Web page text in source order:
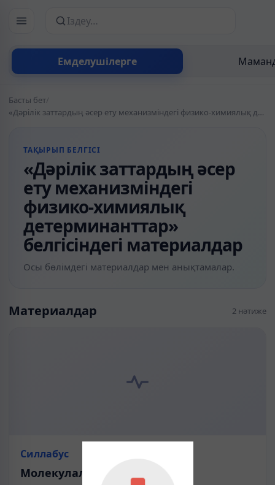
Емделушілерге
Сайттан іздеу
Басты бет/
«Дәрілік заттардың әсер ету механизміндегі физико-химиялық детерминанттар» белгісіндегі материалдар
ТАҚЫРЫП БЕЛГІСІ
«Дәрілік заттардың әсер
ету механизміндегі
физико-химиялық
детерминанттар»
белгісіндегі материалдар
Осы бөлімдегі материалдар мен анықтамалар.
Материалдар 2 нәтиже
Силлабус
Молекулалық фармакология